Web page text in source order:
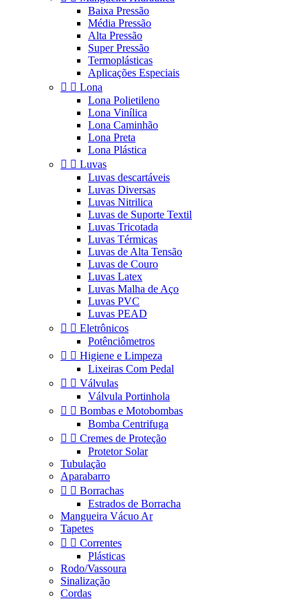
Baixa Pressão
Média Pressão
Alta Pressão
Super Pressão
Termoplásticas
Aplicações Especiais
  Lona
Lona Polietileno
Lona Vinílica
Lona Caminhão
Lona Preta
Lona Plástica
  Luvas
Luvas descartáveis
Luvas Diversas
Luvas Nitrilica
Luvas de Suporte Textil
Luvas Tricotada
Luvas Térmicas
Luvas de Alta Tensão
Luvas de Couro
Luvas Latex
Luvas Malha de Aço
Luvas PVC
Luvas PEAD
  Eletrônicos
Potênciômetros
  Higiene e Limpeza
Lixeiras Com Pedal
  Válvulas
Válvula Portinhola
  Bombas e Motobombas
Bomba Centrifuga
  Cremes de Proteção
Protetor Solar
Tubulação
Aparabarro
  Borrachas
Estrados de Borracha
Mangueira Vácuo Ar
Tapetes
  Correntes
Plásticas
Rodo/Vassoura
Sinalização
Cordas